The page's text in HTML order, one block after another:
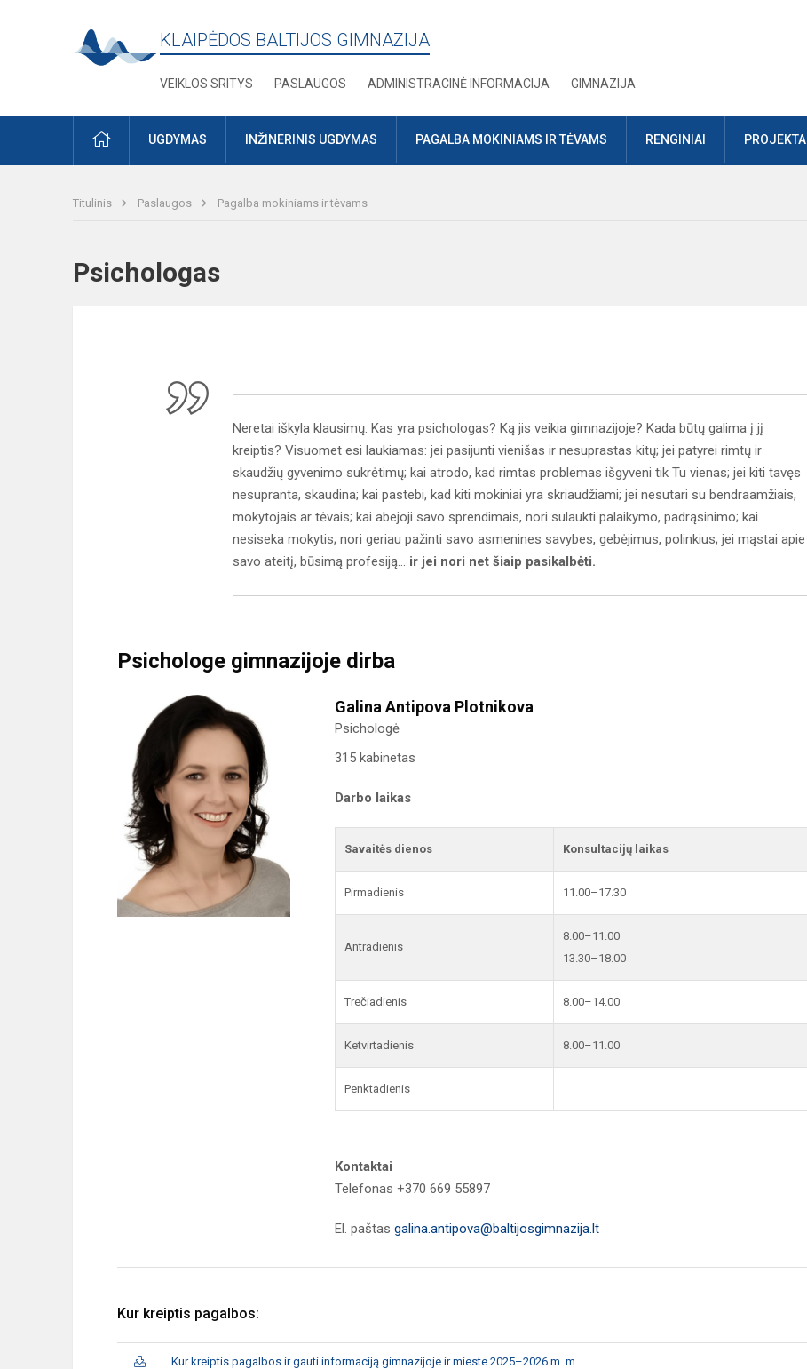
KLAIPĖDOS BALTIJOS GIMNAZIJA
VEIKLOS SRITYS PASLAUGOS ADMINISTRACINĖ INFORMACIJA GIMNAZIJA
PRADŽIAUGDYMAS INŽINERINIS UGDYMAS PAGALBA MOKINIAMS IR TĖVAMS RENGINIAI PROJEKTAI
Titulinis Paslaugos Pagalba mokiniams ir tėvams
Psichologas
Neretai iškyla klausimų: Kas yra psichologas? Ką jis veikia gimnazijoje? Kada būtų galima į jį
kreiptis? Visuomet esi laukiamas: jei pasijunti vienišas ir nesuprastas kitų; jei patyrei rimtų ir
skaudžių gyvenimo sukrėtimų; kai atrodo, kad rimtas problemas išgyveni tik Tu vienas; jei kiti tavęs
nesupranta, skaudina; kai pastebi, kad kiti mokiniai yra skriaudžiami; jei nesutari su bendraamžiais,
mokytojais ar tėvais; kai abejoji savo sprendimais, nori sulaukti palaikymo, padrąsinimo; kai
nesiseka mokytis; nori geriau pažinti savo asmenines savybes, gebėjimus, polinkius; jei mąstai apie
savo ateitį, būsimą profesiją... ir jei nori net šiaip pasikalbėti.
Psichologe gimnazijoje dirba
Galina Antipova Plotnikova
Psichologė
315 kabinetas
Darbo laikas
Savaitės dienos Konsultacijų laikas
Pirmadienis 11.00–17.30
Antradienis
8.00–11.00
13.30–18.00
Trečiadienis 8.00–14.00
Ketvirtadienis 8.00–11.00
Penktadienis
Kontaktai
Telefonas +370 669 55897
El. paštas galina.antipova@baltijosgimnazija.lt
Kur kreiptis pagalbos:
Kur kreiptis pagalbos ir gauti informaciją gimnazijoje ir mieste 2025–2026 m. m.